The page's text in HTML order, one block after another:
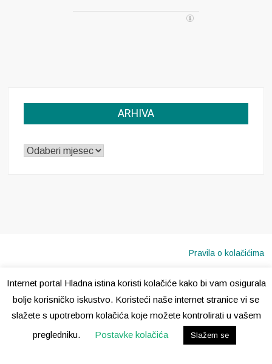
ARHIVA
ARHIVA
Pravila o kolačićima
Internet portal Hladna istina koristi kolačiće kako bi vam osigurala
bolje korisničko iskustvo. Koristeći naše internet stranice vi se
slažete s upotrebom kolačića koje možete kontrolirati u vašem
pregledniku.
Postavke kolačića Slažem se
Copyright © 2020 · Sva prava pridržana · Hladna Istina